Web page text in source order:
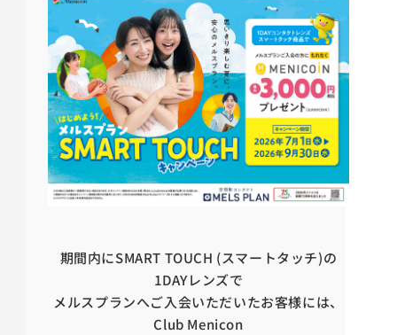
期間内にSMART TOUCH (スマートタッチ)の
1DAYレンズで
メルスプランへご入会いただいたお客様には、
Club Menicon